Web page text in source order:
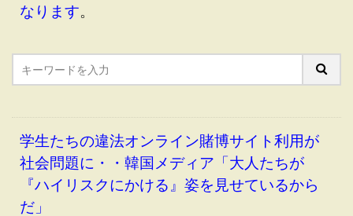
なります。
学生たちの違法オンライン賭博サイト利用が
社会問題に・・韓国メディア「大人たちが
『ハイリスクにかける』姿を見せているから
だ」